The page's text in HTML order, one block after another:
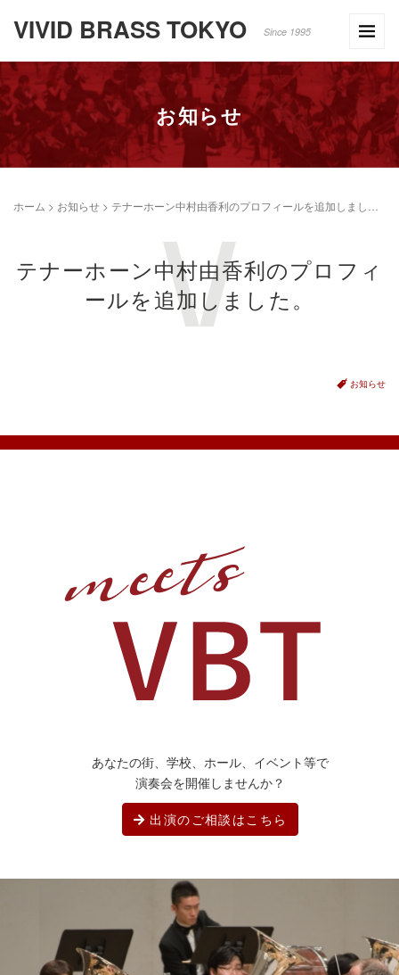
VIVID BRASS TOKYO Since 1995
お知らせ
ホーム > お知らせ > テナーホーン中村由香利のプロフィールを追加しました。
テナーホーン中村由香利のプロフィ
ールを追加しました。
お知らせ
あなたの街、学校、ホール、イベント等で
演奏会を開催しませんか？
出演のご相談はこちら